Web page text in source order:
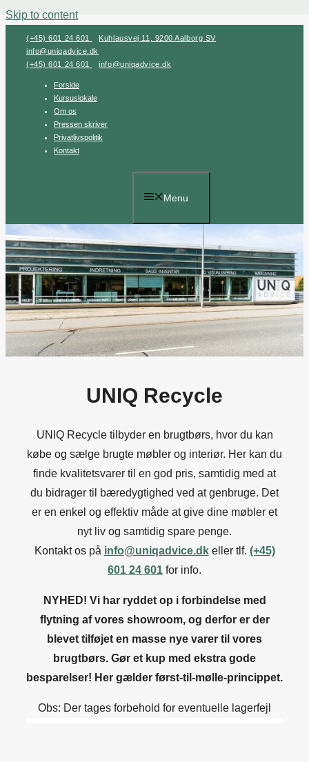
Skip to content
(+45) 601 24 601
Kuhlausvej 11, 9200 Aalborg SV
info@uniqadvice.dk
(+45) 601 24 601
info@uniqadvice.dk
Forside
Kursuslokale
Om os
Pressen skriver
Privatlivspolitik
Kontakt
Menu
UNIQ Recycle
UNIQ Recycle tilbyder en brugtbørs, hvor du kan
købe og sælge brugte møbler og interiør. Her kan du
finde kvalitetsvarer til en god pris, samtidig med at
du bidrager til bæredygtighed ved at genbruge. Det
er en enkel og effektiv måde at give dine møbler et
nyt liv og samtidig spare penge.
Kontakt os på info@uniqadvice.dkeller tlf. (+45)
601 24 601 for info.
NYHED! Vi har ryddet op i forbindelse med
flytning af vores showroom, og derfor er der
blevet tilføjet en masse nye varer til vores
brugtbørs. Gør et kup med ekstra gode
besparelser! Her gælder først-til-mølle-princippet.
Obs: Der tages forbehold for eventuelle lagerfejl